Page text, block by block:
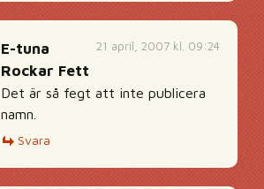
21 april, 2007 kl. 09:24
E-tuna
Rockar Fett
Det är så fegt att inte publicera
namn.
Svara